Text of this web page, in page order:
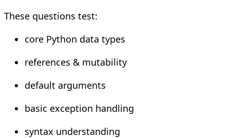
These questions test:
core Python data types
references & mutability
default arguments
basic exception handling
syntax understanding